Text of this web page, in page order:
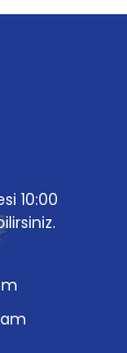
10:00